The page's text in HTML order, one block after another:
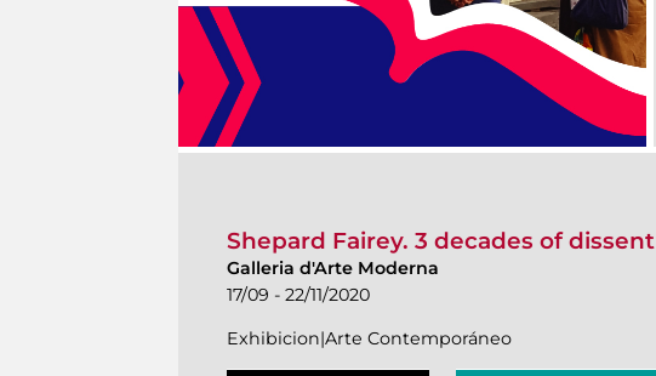
Shepard Fairey. 3 decades of dissent
Galleria d'Arte Moderna
17/09 - 22/11/2020
Exhibicion|Arte Contemporáneo